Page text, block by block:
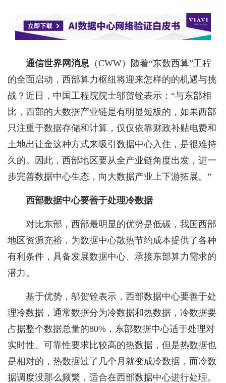
通信世界网消息 （CWW） 随着“东数西算”工程
的全面启动，西部算力枢纽将迎来怎样的的机遇与挑
战？近日，中国工程院院士邬贺铨表示：“与东部相
比，西部的大数据产业链是有明显短板的，如果西部
只注重于数据存储和计算，仅仅依靠财政补贴电费和
土地出让金这种方式来吸引数据中心入住，是很难持
久的。因此，西部地区要从全产业链角度出发，进一
步完善数据中心生态，向大数据产业上下游拓展。”
西部数据中心要善于处理冷数据
对比东部，西部最明显的优势是低碳，我国西部
地区资源充裕，为数据中心散热节约成本提供了各种
有利条件，具备发展数据中心、承接东部算力需求的
潜力。
基于优势，邬贺铨表示，西部数据中心要善于处
理冷数据，通常数据分为冷数据和热数据，冷数据要
占据整个数据总量的80%，东部数据中心适于处理对
实时性、可靠性要求比较高的热数据，但是热数据也
是相对的，热数据过了几个月就变成冷数据，而冷数
据调度没那么频繁，适合在西部数据中心进行处理。